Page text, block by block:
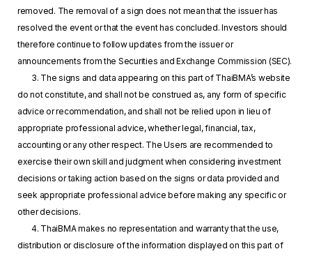
removed. The removal of a sign does not mean that the issuer has
resolved the event or that the event has concluded. Investors should
therefore continue to follow updates from the issuer or
announcements from the Securities and Exchange Commission (SEC).
3. The signs and data appearing on this part of ThaiBMA’s website
do not constitute, and shall not be construed as, any form of specific
advice or recommendation, and shall not be relied upon in lieu of
appropriate professional advice, whether legal, financial, tax,
accounting or any other respect. The Users are recommended to
exercise their own skill and judgment when considering investment
decisions or taking action based on the signs or data provided and
seek appropriate professional advice before making any specific or
other decisions.
4. ThaiBMA makes no representation and warranty that the use,
distribution or disclosure of the information displayed on this part of